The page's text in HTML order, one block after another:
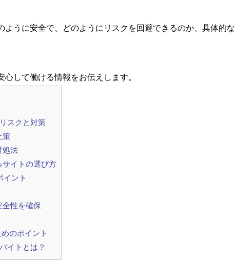
うに安全で、どのようにリスクを回避できるのか、具体的な
して働ける情報をお伝えします。
スクと対策
策
処法
イトの選び方
イント
性を確保
のポイント
イトとは？